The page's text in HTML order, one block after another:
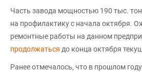
Часть завода мощностью 190 тыс.
на профилактику с начала октября.
ремонтные работы на данном
продолжаться до конца октября
Ранее отмечалось, что в прошлом